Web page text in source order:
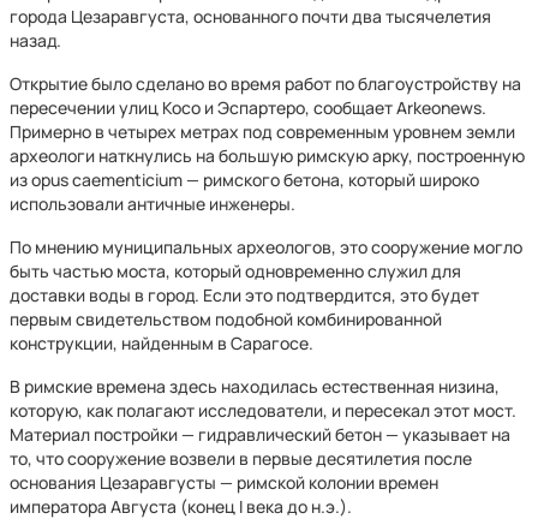
города Цезаравгуста, основанного почти два тысячелетия
назад.
Открытие было сделано во время работ по благоустройству на
пересечении улиц Косо и Эспартеро, сообщает Arkeonews.
Примерно в четырех метрах под современным уровнем земли
археологи наткнулись на большую римскую арку, построенную
из opus caementicium — римского бетона, который широко
использовали античные инженеры.
По мнению муниципальных археологов, это сооружение могло
быть частью моста, который одновременно служил для
доставки воды в город. Если это подтвердится, это будет
первым свидетельством подобной комбинированной
конструкции, найденным в Сарагосе.
В римские времена здесь находилась естественная низина,
которую, как полагают исследователи, и пересекал этот мост.
Материал постройки — гидравлический бетон — указывает на
то, что сооружение возвели в первые десятилетия после
основания Цезаравгусты — римской колонии времен
императора Августа (конец I века до н.э.).